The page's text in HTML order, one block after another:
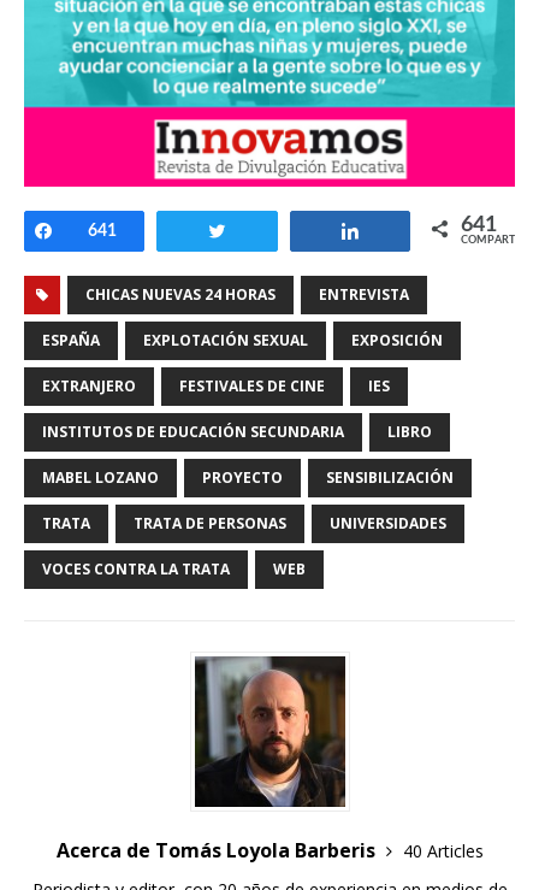
Compartir
641 Compartir 641
COMPARTIR
CHICAS NUEVAS 24 HORAS ENTREVISTA
ESPAÑA EXPLOTACIÓN SEXUAL EXPOSICIÓN
EXTRANJERO FESTIVALES DE CINE IES
INSTITUTOS DE EDUCACIÓN SECUNDARIA LIBRO
MABEL LOZANO PROYECTO SENSIBILIZACIÓN
TRATA TRATA DE PERSONAS UNIVERSIDADES
VOCES CONTRA LA TRATA WEB
Acerca de Tomás Loyola Barberis
40 Articles